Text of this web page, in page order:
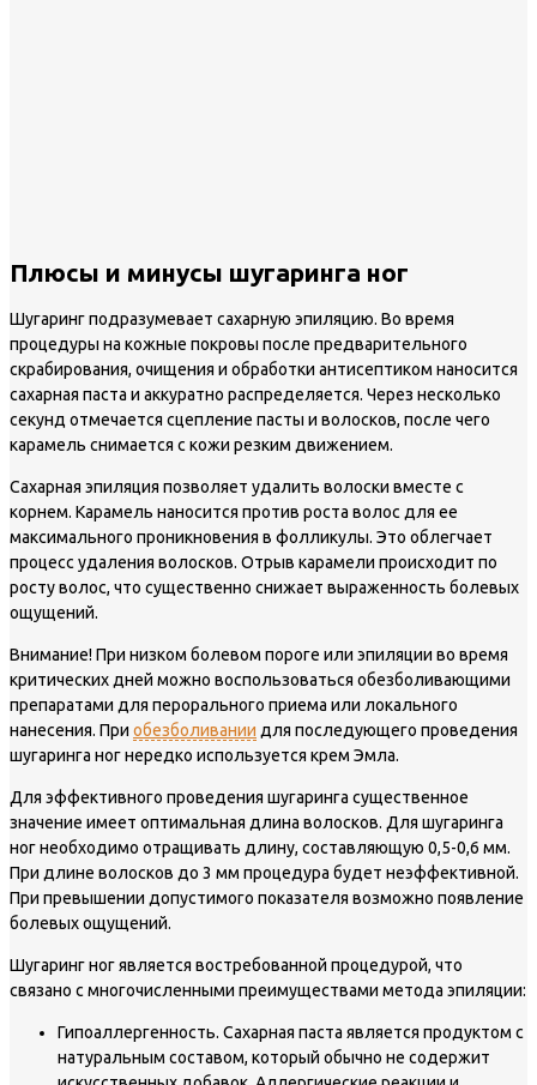
Плюсы и минусы шугаринга ног
Шугаринг подразумевает сахарную эпиляцию. Во время
процедуры на кожные покровы после предварительного
скрабирования, очищения и обработки антисептиком наносится
сахарная паста и аккуратно распределяется. Через несколько
секунд отмечается сцепление пасты и волосков, после чего
карамель снимается с кожи резким движением.
Сахарная эпиляция позволяет удалить волоски вместе с
корнем. Карамель наносится против роста волос для ее
максимального проникновения в фолликулы. Это облегчает
процесс удаления волосков. Отрыв карамели происходит по
росту волос, что существенно снижает выраженность болевых
ощущений.
Внимание!При низком болевом пороге или эпиляции во время
критических дней можно воспользоваться обезболивающими
препаратами для перорального приема или локального
нанесения. При обезболивании для последующего проведения
шугаринга ног нередко используется крем Эмла.
Для эффективного проведения шугаринга существенное
значение имеет оптимальная длина волосков. Для шугаринга
ног необходимо отращивать длину, составляющую 0,5-0,6 мм.
При длине волосков до 3 мм процедура будет неэффективной.
При превышении допустимого показателя возможно появление
болевых ощущений.
Шугаринг ног является востребованной процедурой, что
связано с многочисленными преимуществами метода эпиляции:
Гипоаллергенность. Сахарная паста является продуктом с
натуральным составом, который обычно не содержит